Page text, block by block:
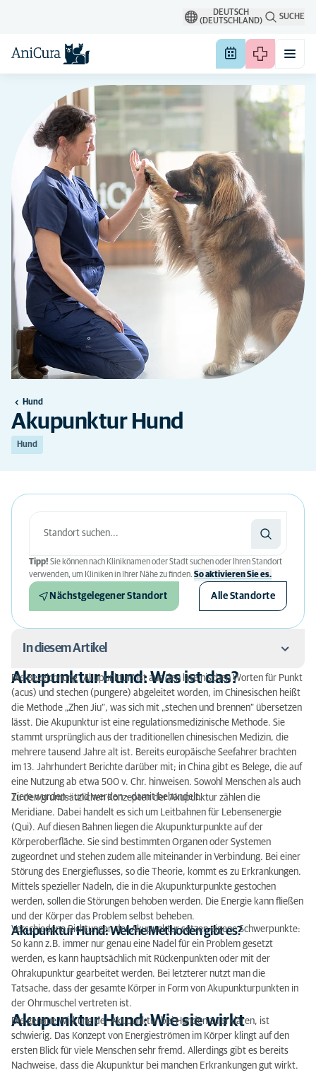
DEUTSCH
(DEUTSCHLAND)
SUCHE
Hund
Akupunktur Hund
Hund
Tipp! Sie können nach Kliniknamen oder Stadt suchen oder Ihren Standort
verwenden, um Kliniken in Ihrer Nähe zu finden. So aktivieren Sie es.
Nächstgelegener Standort Alle Standorte
In diesem Artikel
Akupunktur Hund: Was ist das?
Akupunktur Hund: Wie sie wirkt
Akupunktur Hund: Wie wird sie durchgeführt?
Akupunktur Hund: Was ist das?
Die Bezeichnung „Akupunktur“ ist aus den lateinischen Worten für Punkt
(acus) und stechen (pungere) abgeleitet worden, im Chinesischen heißt
die Methode „Zhen Jiu“, was sich mit „stechen und brennen“ übersetzen
lässt. Die Akupunktur ist eine regulationsmedizinische Methode. Sie
stammt ursprünglich aus der traditionellen chinesischen Medizin, die
mehrere tausend Jahre alt ist. Bereits europäische Seefahrer brachten
im 13. Jahrhundert Berichte darüber mit; in China gibt es Belege, die auf
eine Nutzung ab etwa 500 v. Chr. hinweisen. Sowohl Menschen als auch
Tiere wurden – und werden – damit behandelt.
Zu den grundsätzlichen Konzepten der Akupunktur zählen die
Meridiane. Dabei handelt es sich um Leitbahnen für Lebensenergie
(Qui). Auf diesen Bahnen liegen die Akupunkturpunkte auf der
Körperoberfläche. Sie sind bestimmten Organen oder Systemen
zugeordnet und stehen zudem alle miteinander in Verbindung. Bei einer
Störung des Energieflusses, so die Theorie, kommt es zu Erkrankungen.
Mittels spezieller Nadeln, die in die Akupunkturpunkte gestochen
werden, sollen die Störungen behoben werden. Die Energie kann fließen
und der Körper das Problem selbst beheben.
Akupunktur Hund: Welche Methoden gibt es?
Verschiedene Richtungen der Akupunktur setzen eigene Schwerpunkte:
So kann z.B. immer nur genau eine Nadel für ein Problem gesetzt
werden, es kann hauptsächlich mit Rückenpunkten oder mit der
Ohrakupunktur gearbeitet werden. Bei letzterer nutzt man die
Tatsache, dass der gesamte Körper in Form von Akupunkturpunkten in
der Ohrmuschel vertreten ist.
Akupunktur Hund: Wie sie wirkt
Die genaue Wirkung der Akupunktur bei Hunden zu erklären, ist
schwierig. Das Konzept von Energieströmen im Körper klingt auf den
ersten Blick für viele Menschen sehr fremd. Allerdings gibt es bereits
Nachweise, dass die Akupunktur bei manchen Erkrankungen gut wirkt.